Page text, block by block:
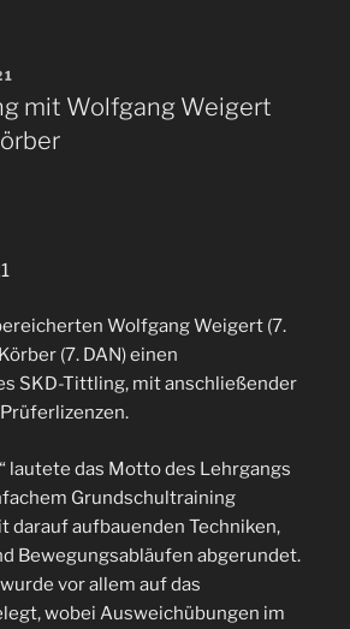
mit Wolfgang Weigert
Wolfgang Weigert (7.
(7. DAN) einen
SKD-Tittling, mit anschließender
lautete das Motto des Lehrgangs
Grundschultraining
darauf aufbauenden Techniken,
Bewegungsabläufen abgerundet.
vor allem auf das
wobei Ausweichübungen im